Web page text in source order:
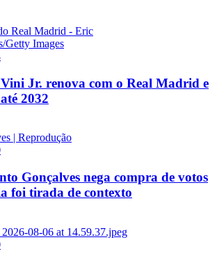
Jr. renova com o Real Madrid e
2032
Gonçalves nega compra de votos
foi tirada de contexto